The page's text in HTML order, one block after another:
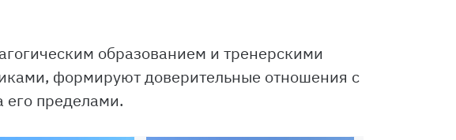
образованием и тренерскими
формируют доверительные отношения с
пределами.